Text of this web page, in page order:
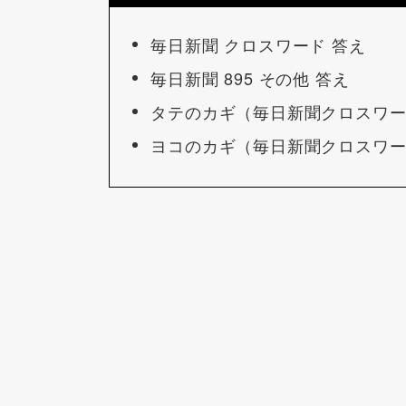
毎日新聞 クロスワード 答え
毎日新聞 895 その他 答え
タテのカギ（毎日新聞クロスワー
ヨコのカギ（毎日新聞クロスワー